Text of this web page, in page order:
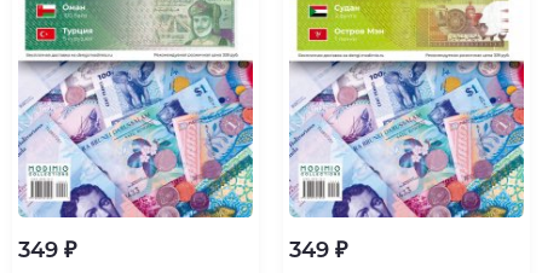
349 ₽ 349 ₽